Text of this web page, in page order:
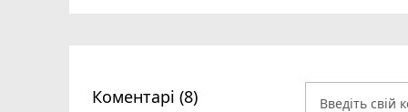
Коментарі (8)